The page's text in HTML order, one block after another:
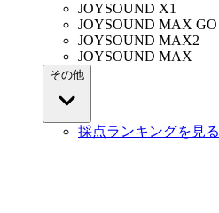
JOYSOUND X1
JOYSOUND MAX GO
JOYSOUND MAX2
JOYSOUND MAX
その他
採点ランキングを見る